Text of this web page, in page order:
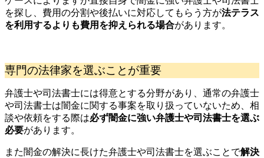
を探し、費用の分割や後払いに対応してもらう方が法テラス
を利用するよりも費用を抑えられる場合があります。
専門の法律家を選ぶことが重要
弁護士や司法書士には得意とする分野があり、通常の弁護士
や司法書士は闇金に関する事案を取り扱っていないため、相
談や依頼をする際は必ず闇金に強い弁護士や司法書士を選ぶ
必要があります。
また闇金の解決に長けた弁護士や司法書士を選ぶことで解決